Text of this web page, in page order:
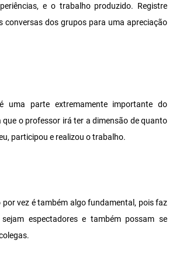
e o trabalho produzido. Registre
conversas dos grupos para uma apreciação
uma parte extremamente importante do
o professor irá ter a dimensão de quanto
participou e realizou o trabalho.
vez é também algo fundamental, pois faz
espectadores e também possam se